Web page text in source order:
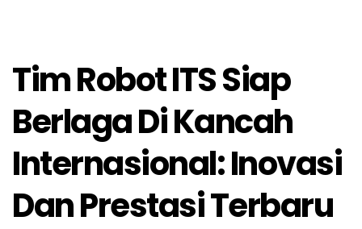
Tim Robot ITS Siap
Berlaga Di Kancah
Internasional: Inovasi
Dan Prestasi Terbaru